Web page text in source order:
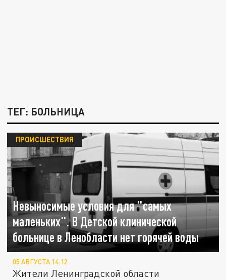
ТЕГ: БОЛЬНИЦА
Невыносимые условия для "самых
маленьких". В Детской клинической
больнице в Ленобласти нет горячей воды
ПРОИСШЕСТВИЯ
05 АВГУСТА 14:12
Жители Ленинградской области